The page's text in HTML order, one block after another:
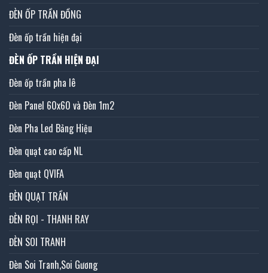
ĐÈN ỐP TRẦN ĐỒNG
Đèn ốp trần hiện đại
ĐÈN ỐP TRẦN HIỆN ĐẠI
Đèn ốp trần pha lê
Đèn Panel 60x60 và Đèn 1m2
Đèn Pha Led Bảng Hiệu
Đèn quạt cao cấp NL
Đèn quạt QVIFA
ĐÈN QUẠT TRẦN
ĐÈN RỌI - THANH RAY
ĐÈN SOI TRANH
Đèn Soi Tranh,Soi Gương